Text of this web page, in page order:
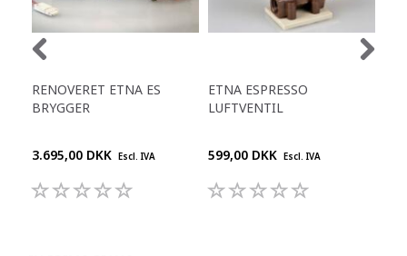
RENOVERET ETNA ES
BRYGGER
3.695,00 DKK Escl. IVA
ETNA ESPRESSO
LUFTVENTIL
599,00 DKK Escl. IVA